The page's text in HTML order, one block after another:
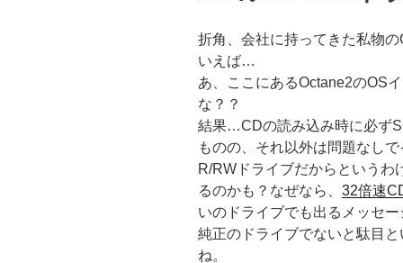
折角、会社に持ってきた私物
いえば…
あ、ここにあるOctane2のOS
な？？
結果…CDの読み込み時に必ず
ものの、それ以外は問題なし
R/RWドライブだからというわ
るのかも？なぜなら、 32倍速
いのドライブでも出るメッセ
純正のドライブでないと駄目
ね。